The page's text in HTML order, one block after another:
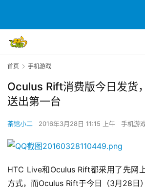
首
页
游
茶
原
首页 手机游戏
Oculus Rift消费版今日发货
送出第一台
茶馆小二 2016年3月28日 11:15 上午 手机游
HTC Live和Oculus Rift都采用了先网
方式，而Oculus Rift于今日（3月28日